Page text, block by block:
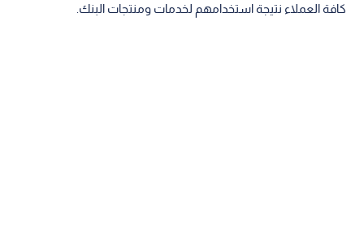
كافة العملاء نتيجة استخدامهم لخدمات ومنتجات البنك.